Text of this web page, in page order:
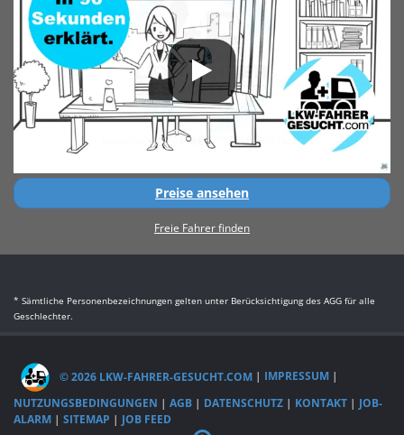
Preise ansehen
Freie Fahrer finden
* Sämtliche Personenbezeichnungen gelten unter Berücksichtigung des AGG für alle
Geschlechter.
© 2026 LKW-FAHRER-GESUCHT.COM | IMPRESSUM |
NUTZUNGSBEDINGUNGEN | AGB | DATENSCHUTZ | KONTAKT | JOB-
ALARM | SITEMAP | JOB FEED